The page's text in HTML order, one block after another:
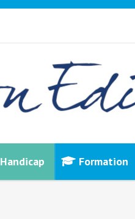
Handicap Formation